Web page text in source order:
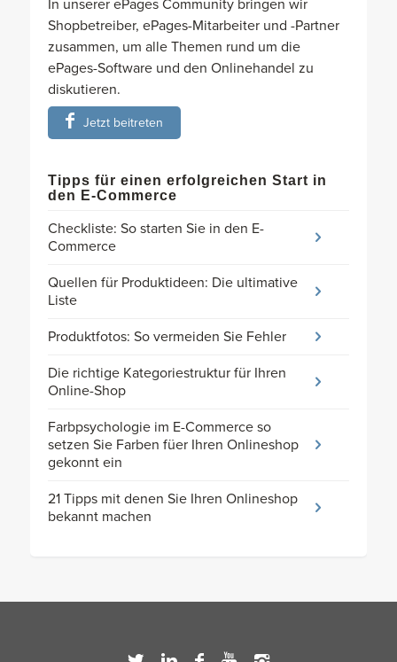
In unserer ePages Community bringen wir
Shopbetreiber, ePages-Mitarbeiter und -Partner
zusammen, um alle Themen rund um die
ePages-Software und den Onlinehandel zu
diskutieren.
Jetzt beitreten
Tipps für einen erfolgreichen Start in
den E-Commerce
Checkliste: So starten Sie in den E-
Commerce
Quellen für Produktideen: Die ultimative
Liste
Produktfotos: So vermeiden Sie Fehler
Die richtige Kategoriestruktur für Ihren
Online-Shop
Farbpsychologie im E-Commerce so
setzen Sie Farben füer Ihren Onlineshop
gekonnt ein
21 Tipps mit denen Sie Ihren Onlineshop
bekannt machen